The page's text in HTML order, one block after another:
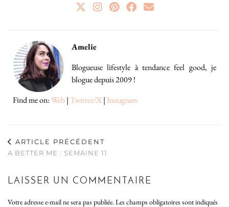
Amelie
Blogueuse lifestyle à tendance feel good, je
blogue depuis 2009 !
Find me on:Web|Twitter/X| Instagram
ARTICLE PRÉCÉDENT
A BETTER ME : SEMAINE 11
LAISSER UN COMMENTAIRE
Votre adresse e-mail ne sera pas publiée.Les champs obligatoires sont indiqués